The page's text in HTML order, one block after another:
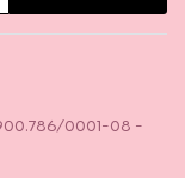
0001-08 -